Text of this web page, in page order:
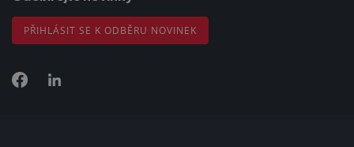
PŘIHLÁSIT SE K ODBĚRU NOVINEK